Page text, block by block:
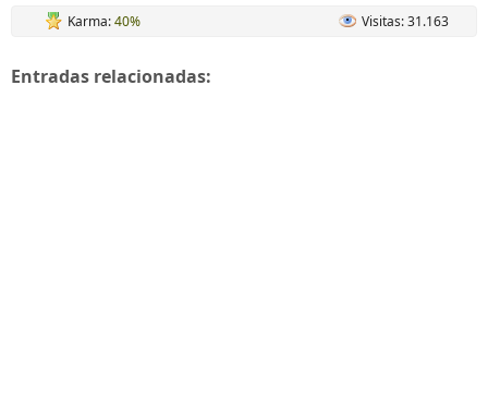
Karma:40% Visitas: 31.163
Entradas relacionadas: